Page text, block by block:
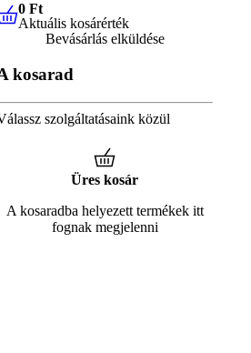
0 FtAktuális kosárérték
0 Ft
Aktuális kosárérték
Bevásárlás elküldése
kosarad
szolgáltatásaink közül
Üres kosár
A kosaradba helyezett termékek itt
fognak megjelenni